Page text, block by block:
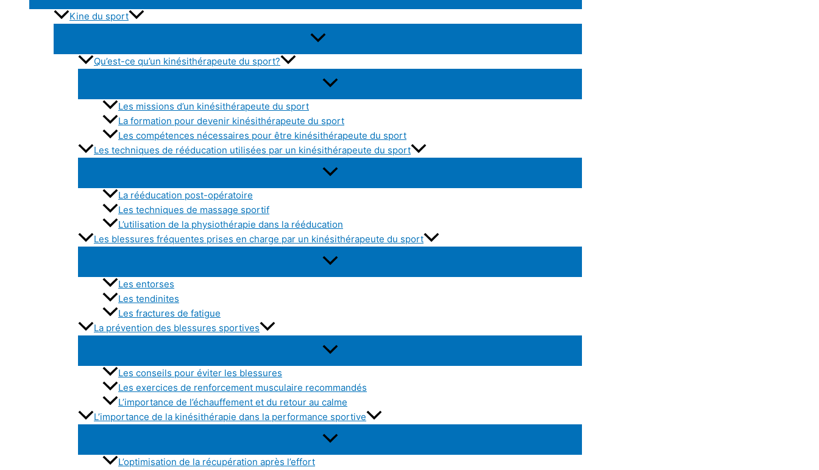
Kine du sport
Qu’est-ce qu’un kinésithérapeute du sport?
Les missions d’un kinésithérapeute du sport
La formation pour devenir kinésithérapeute du sport
Les compétences nécessaires pour être kinésithérapeute du sport
Les techniques de rééducation utilisées par un kinésithérapeute du sport
La rééducation post-opératoire
Les techniques de massage sportif
L’utilisation de la physiothérapie dans la rééducation
Les blessures fréquentes prises en charge par un kinésithérapeute du sport
Les entorses
Les tendinites
Les fractures de fatigue
La prévention des blessures sportives
Les conseils pour éviter les blessures
Les exercices de renforcement musculaire recommandés
L’importance de l’échauffement et du retour au calme
L’importance de la kinésithérapie dans la performance sportive
L’optimisation de la récupération après l’effort